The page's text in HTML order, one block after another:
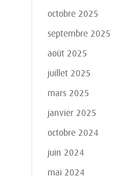
octobre 2025
septembre 2025
août 2025
juillet 2025
mars 2025
janvier 2025
octobre 2024
juin 2024
mai 2024